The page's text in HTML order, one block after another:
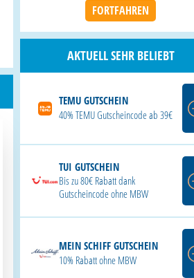
AKTUELL SEHR BELIEBT
TEMU GUTSCHEIN
40% TEMU Gutscheincode ab 39€
TUI GUTSCHEIN
Bis zu 80€ Rabatt dank
Gutscheincode ohne MBW
MEIN SCHIFF GUTSCHEIN
10% Rabatt ohne MBW